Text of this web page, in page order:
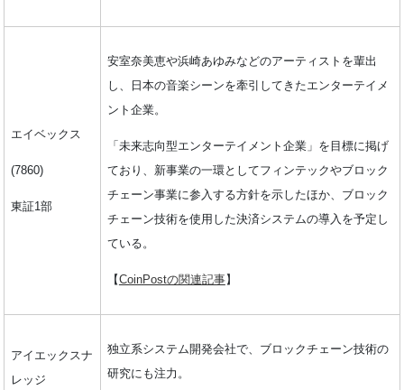
エイベックス
(7860)
東証1部
安室奈美恵や浜崎あゆみなどのアーティストを輩出
し、日本の音楽シーンを牽引してきたエンターテイメ
ント企業。
「未来志向型エンターテイメント企業」を目標に掲げ
ており、新事業の一環としてフィンテックやブロック
チェーン事業に参入する方針を示したほか、ブロック
チェーン技術を使用した決済システムの導入を予定し
ている。
【CoinPostの関連記事】
アイエックスナ
レッジ
独立系システム開発会社で、ブロックチェーン技術の
研究にも注力。